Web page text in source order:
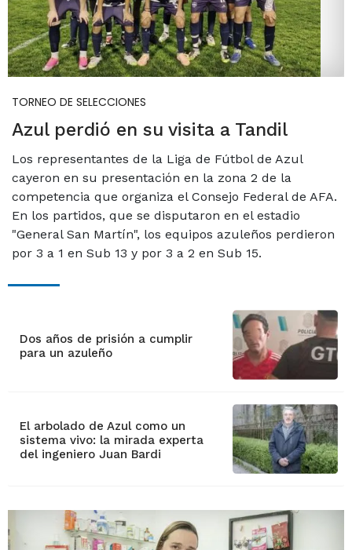
TORNEO DE SELECCIONES
Azul perdió en su visita a Tandil
Los representantes de la Liga de Fútbol de Azul
cayeron en su presentación en la zona 2 de la
competencia que organiza el Consejo Federal de AFA.
En los partidos, que se disputaron en el estadio
"General San Martín", los equipos azuleños perdieron
por 3 a 1 en Sub 13 y por 3 a 2 en Sub 15.
Dos años de prisión a cumplir
para un azuleño
El arbolado de Azul como un
sistema vivo: la mirada experta
del ingeniero Juan Bardi